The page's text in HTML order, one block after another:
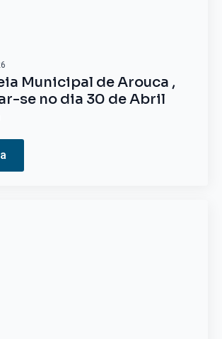
Municipal de Arouca ,
se no dia 30 de Abril